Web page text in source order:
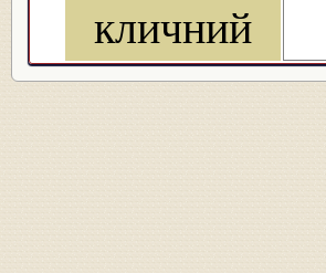
кличний